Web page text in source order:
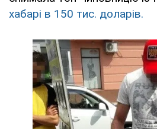
хабарі в 150 тис. доларів.